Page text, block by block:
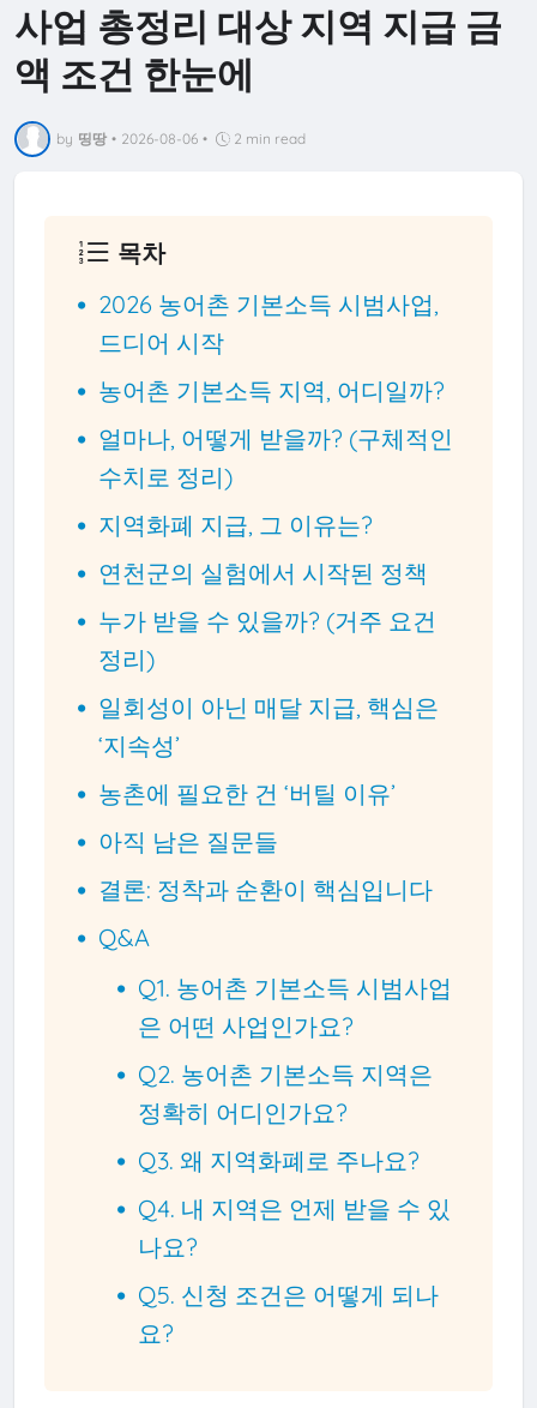
사업 총정리 대상 지역 지급 금
액 조건 한눈에
by 띵땅 • 2026-08-06 • 2 min read
목차
2026 농어촌 기본소득 시범사업,
드디어 시작
농어촌 기본소득 지역, 어디일까?
얼마나, 어떻게 받을까? (구체적인
수치로 정리)
지역화폐 지급, 그 이유는?
연천군의 실험에서 시작된 정책
누가 받을 수 있을까? (거주 요건
정리)
일회성이 아닌 매달 지급, 핵심은
‘지속성’
농촌에 필요한 건 ‘버틸 이유’
아직 남은 질문들
결론: 정착과 순환이 핵심입니다
Q&A
Q1. 농어촌 기본소득 시범사업
은 어떤 사업인가요?
Q2. 농어촌 기본소득 지역은
정확히 어디인가요?
Q3. 왜 지역화폐로 주나요?
Q4. 내 지역은 언제 받을 수 있
나요?
Q5. 신청 조건은 어떻게 되나
요?